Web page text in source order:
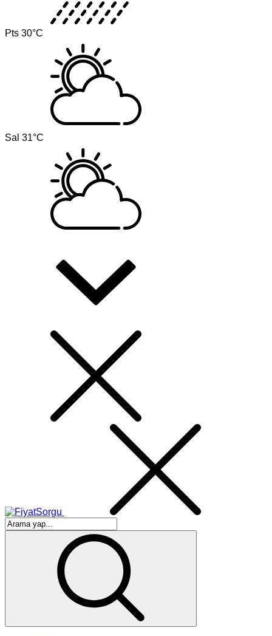
Pts 30°C
Sal 31°C